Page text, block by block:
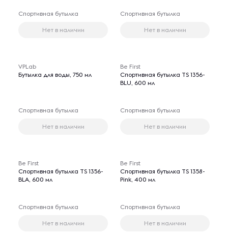
Спортивная бутылка
Нет в наличии
Спортивная бутылка
Нет в наличии
VPLab
Бутылка для воды, 750 мл
Спортивная бутылка
Нет в наличии
Be First
Спортивная бутылка TS 1356-
BLU, 600 мл
Спортивная бутылка
Нет в наличии
Be First
Спортивная бутылка TS 1356-
BLA, 600 мл
Спортивная бутылка
Нет в наличии
Be First
Спортивная бутылка TS 1358-
Pink, 400 мл
Спортивная бутылка
Нет в наличии